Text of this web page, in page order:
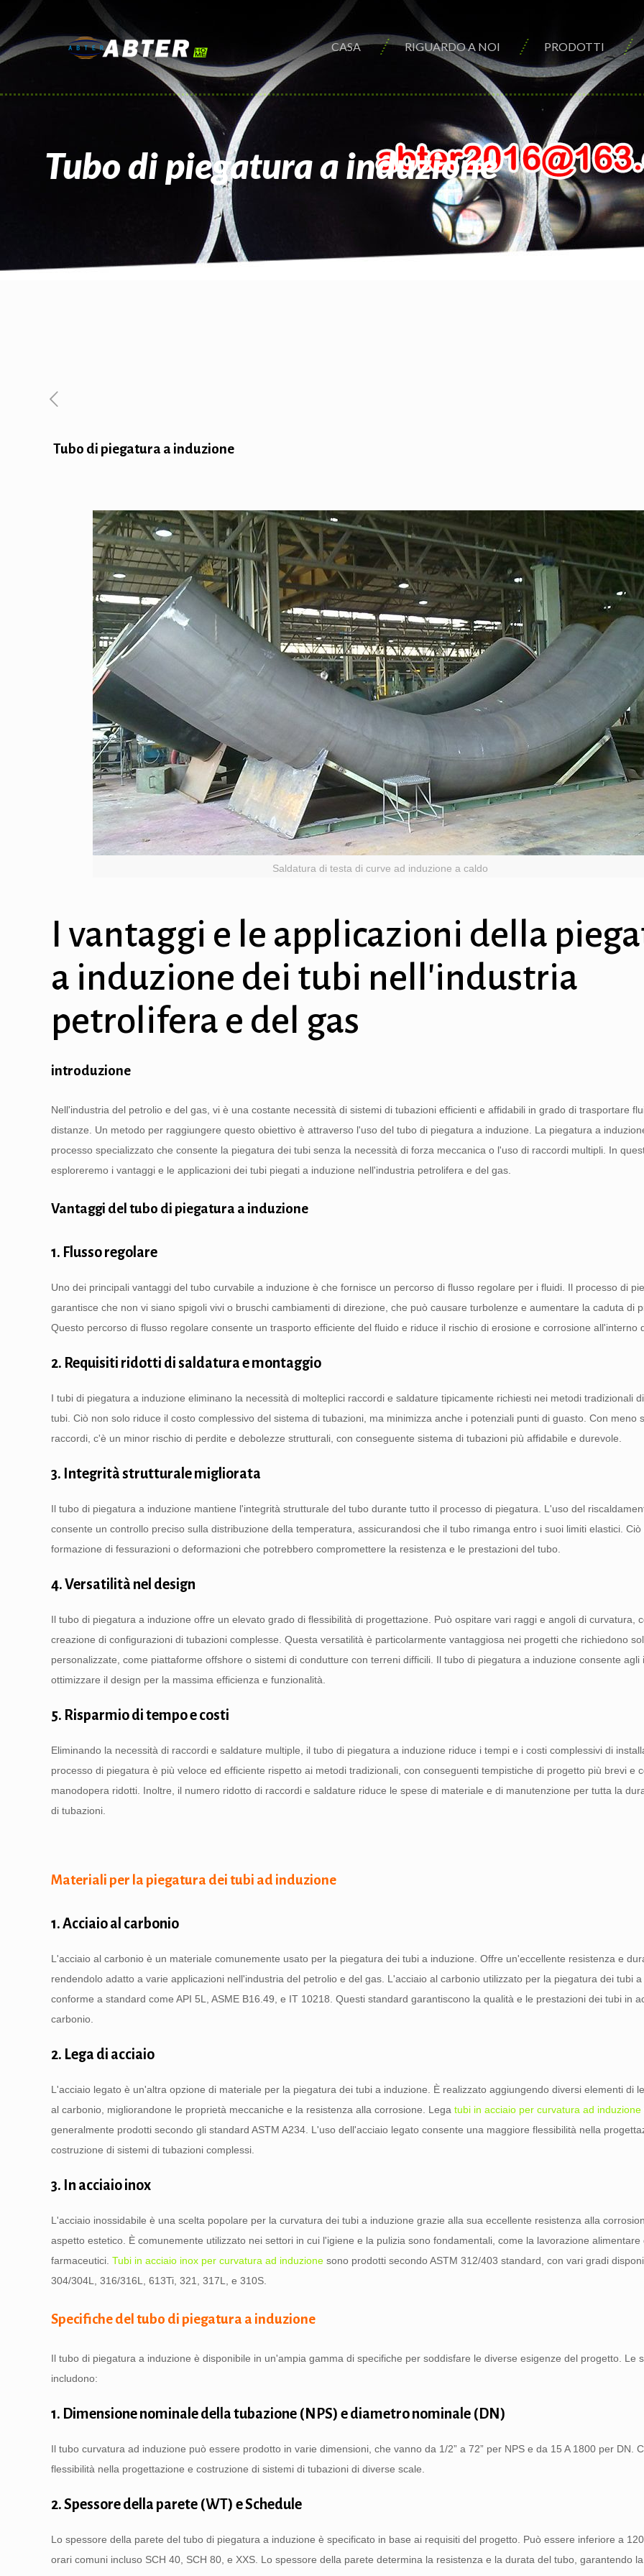
CASA RIGUARDO A NOI PRODOTTI
Tubo di piegatura a induzione
Tubo di piegatura a induzione
Saldatura di testa di curve ad induzione a caldo
I vantaggi e le applicazioni della
a induzione dei tubi nell'industria
petrolifera e del gas
introduzione
Nell'industria del petrolio e del gas, vi è una costante necessità di sistemi di tubazioni efficienti e affidabili in grado di trasportare
distanze. Un metodo per raggiungere questo obiettivo è attraverso l'uso del tubo di piegatura a induzione. La piegatura a
processo specializzato che consente la piegatura dei tubi senza la necessità di forza meccanica o l'uso di raccordi multipli. In
esploreremo i vantaggi e le applicazioni dei tubi piegati a induzione nell'industria petrolifera e del gas.
Vantaggi del tubo di piegatura a induzione
1. Flusso regolare
Uno dei principali vantaggi del tubo curvabile a induzione è che fornisce un percorso di flusso regolare per i fluidi. Il processo di
garantisce che non vi siano spigoli vivi o bruschi cambiamenti di direzione, che può causare turbolenze e aumentare la caduta di
Questo percorso di flusso regolare consente un trasporto efficiente del fluido e riduce il rischio di erosione e corrosione all'interno
2. Requisiti ridotti di saldatura e montaggio
I tubi di piegatura a induzione eliminano la necessità di molteplici raccordi e saldature tipicamente richiesti nei metodi tradizionali
tubi. Ciò non solo riduce il costo complessivo del sistema di tubazioni, ma minimizza anche i potenziali punti di guasto. Con meno
raccordi, c'è un minor rischio di perdite e debolezze strutturali, con conseguente sistema di tubazioni più affidabile e durevole.
3. Integrità strutturale migliorata
Il tubo di piegatura a induzione mantiene l'integrità strutturale del tubo durante tutto il processo di piegatura. L'uso del
consente un controllo preciso sulla distribuzione della temperatura, assicurandosi che il tubo rimanga entro i suoi limiti elastici. Ciò
formazione di fessurazioni o deformazioni che potrebbero compromettere la resistenza e le prestazioni del tubo.
4. Versatilità nel design
Il tubo di piegatura a induzione offre un elevato grado di flessibilità di progettazione. Può ospitare vari raggi e angoli di curvatura,
creazione di configurazioni di tubazioni complesse. Questa versatilità è particolarmente vantaggiosa nei progetti che richiedono
personalizzate, come piattaforme offshore o sistemi di condutture con terreni difficili. Il tubo di piegatura a induzione consente agli
ottimizzare il design per la massima efficienza e funzionalità.
5. Risparmio di tempo e costi
Eliminando la necessità di raccordi e saldature multiple, il tubo di piegatura a induzione riduce i tempi e i costi complessivi di
processo di piegatura è più veloce ed efficiente rispetto ai metodi tradizionali, con conseguenti tempistiche di progetto più brevi e
manodopera ridotti. Inoltre, il numero ridotto di raccordi e saldature riduce le spese di materiale e di manutenzione per tutta la
di tubazioni.
Materiali per la piegatura dei tubi ad induzione
1. Acciaio al carbonio
L'acciaio al carbonio è un materiale comunemente usato per la piegatura dei tubi a induzione. Offre un'eccellente resistenza e
rendendolo adatto a varie applicazioni nell'industria del petrolio e del gas. L'acciaio al carbonio utilizzato per la piegatura dei tubi
conforme a standard come API 5L, ASME B16.49, e IT 10218. Questi standard garantiscono la qualità e le prestazioni dei tubi in
carbonio.
2. Lega di acciaio
L'acciaio legato è un'altra opzione di materiale per la piegatura dei tubi a induzione. È realizzato aggiungendo diversi elementi di
al carbonio, migliorandone le proprietà meccaniche e la resistenza alla corrosione. Legatubi in acciaio per curvatura ad induzione
generalmente prodotti secondo gli standard ASTM A234. L'uso dell'acciaio legato consente una maggiore flessibilità nella
costruzione di sistemi di tubazioni complessi.
3. In acciaio inox
L'acciaio inossidabile è una scelta popolare per la curvatura dei tubi a induzione grazie alla sua eccellente resistenza alla
aspetto estetico. È comunemente utilizzato nei settori in cui l'igiene e la pulizia sono fondamentali, come la lavorazione alimentare
farmaceutici.Tubi in acciaio inox per curvatura ad induzione sono prodotti secondo ASTM 312/403 standard, con vari gradi
304/304L, 316/316L, 613Ti, 321, 317L, e 310S.
Specifiche del tubo di piegatura a induzione
Il tubo di piegatura a induzione è disponibile in un'ampia gamma di specifiche per soddisfare le diverse esigenze del progetto. Le
includono:
1. Dimensione nominale della tubazione (NPS) e diametro nominale (DN)
Il tubo curvatura ad induzione può essere prodotto in varie dimensioni, che vanno da 1/2” a 72” per NPS e da 15 A 1800 per DN.
flessibilità nella progettazione e costruzione di sistemi di tubazioni di diverse scale.
2. Spessore della parete (WT) e Schedule
Lo spessore della parete del tubo di piegatura a induzione è specificato in base ai requisiti del progetto. Può essere inferiore a
orari comuni incluso SCH 40, SCH 80, e XXS. Lo spessore della parete determina la resistenza e la durata del tubo, garantendo